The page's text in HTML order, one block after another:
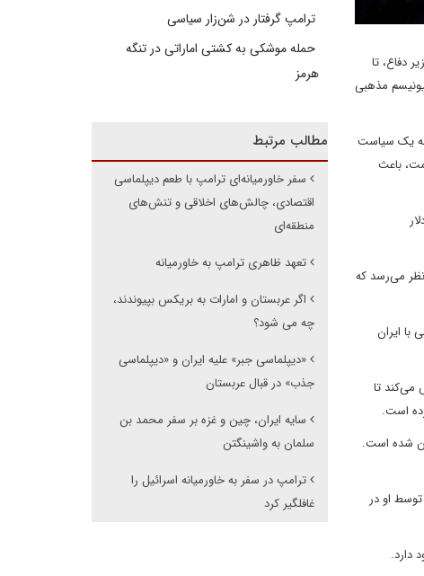
دفاع، تا
مذهبی
یک سیاست
باعث
می‌رسد که
ایران
می‌کند تا
است.
شده است.
او در
دارد.
ترامپ گرفتار در شن‌زار سیاسی
حمله موشکی به کشتی اماراتی در تنگه
هرمز
مطالب مرتبط
سفر خاورمیانه‌ای ترامپ با طعم دیپلماسی
اقتصادی، چالش‌های اخلاقی و تنش‌های
منطقه‌ای
تعهد ظاهری ترامپ به خاورمیانه
اگر عربستان و امارات به بریکس بپیوندند،
چه می شود؟
«دیپلماسی جبر» علیه ایران و «دیپلماسی
جذب» در قبال عربستان
سایه ایران، چین و غزه بر سفر محمد بن
سلمان به واشینگتن
ترامپ در سفر به خاورمیانه اسرائیل را
غافلگیر کرد